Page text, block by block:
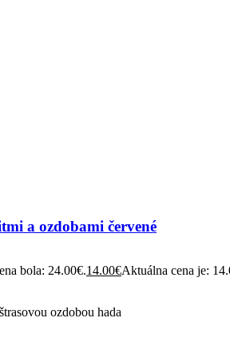
a ozdobami červené
bola: 24.00€.14.00€Aktuálna cena je: